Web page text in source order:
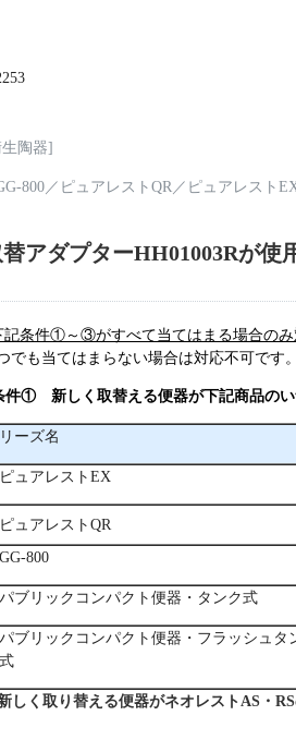
陶器]
800／ ピュアレストQR／ ピュアレスト
アダプターHH01003Rが使
記条件①～③がすべて当てはまる場合のみ
でも当てはまらない場合は対応不可です。
件① 新しく取替える便器が下記商品のい
ーズ名
ュアレストEX
ュアレストQR
800
ブリックコンパクト便器・タンク式
ブリックコンパクト便器・フラッシュタ
しく取り替える便器がネオレストAS・